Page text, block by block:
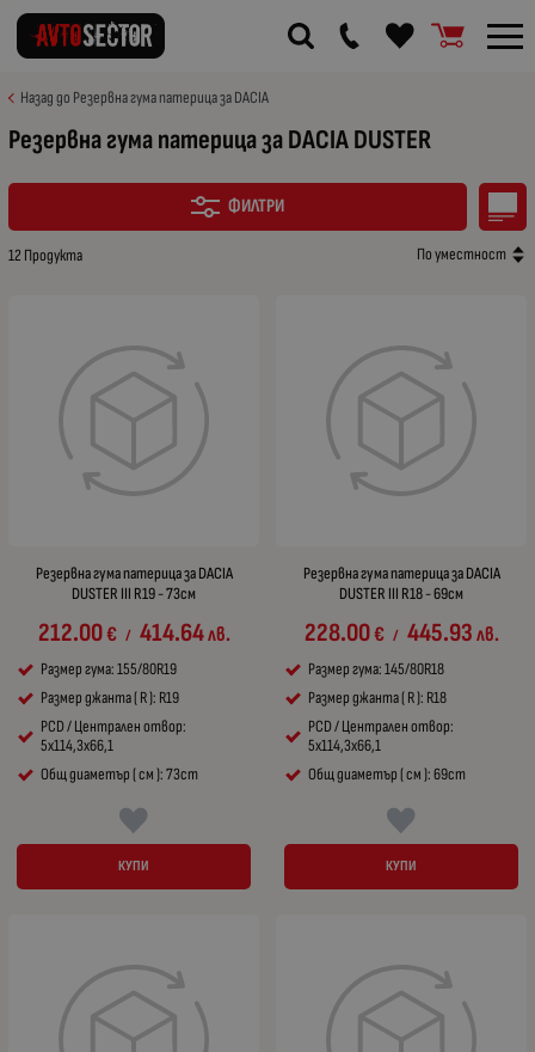
Назад до Резервна гума патерица за DACIA
Резервна гума патерица за DACIA DUSTER
ФИЛТРИ
12 Продукта По уместност
Резервна гума патерица за DACIA
DUSTER III R19 - 73см
212.00€ / 414.64лв.
Размер гума: 155/80R19
Размер джанта ( R ): R19
PCD / Централен отвор:
5x114,3x66,1
Общ диаметър ( см ): 73cm
КУПИ
Резервна гума патерица за DACIA
DUSTER III R18 - 69см
228.00€ / 445.93лв.
Размер гума: 145/80R18
Размер джанта ( R ): R18
PCD / Централен отвор:
5x114,3x66,1
Общ диаметър ( см ): 69cm
КУПИ